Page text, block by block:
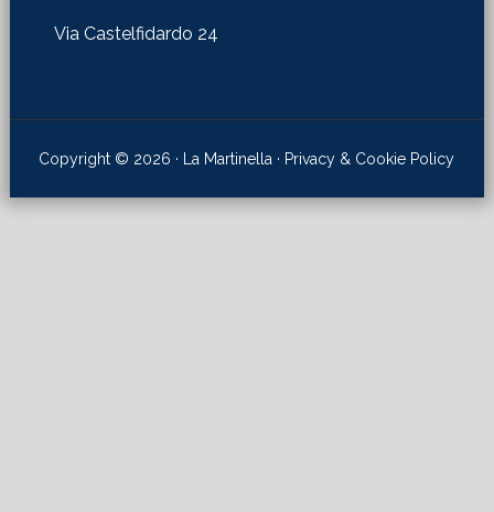
Via Castelfidardo 24
Copyright © 2026 · La Martinella · Privacy & Cookie Policy